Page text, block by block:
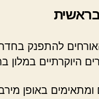
להתפנק
היוקרתיים במלון
ומתאימים באופן